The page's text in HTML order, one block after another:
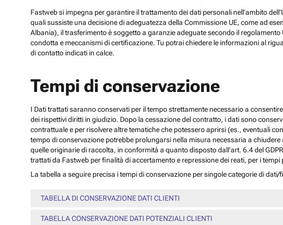
Fastweb si impegna per garantire il trattamento dei dati personali nell’ambito
quali sussiste una decisione di adeguatezza della Commissione UE, come ad
Albania), il trasferimento è soggetto a garanzie adeguate secondo il
condotta e meccanismi di certificazione. Tu potrai chiedere le informazioni al
di contatto indicati in calce.
Tempi di conservazione
I Dati trattati saranno conservati per il tempo strettamente necessario a
dei rispettivi diritti in giudizio. Dopo la cessazione del contratto, i dati sono
contrattuale e per risolvere altre tematiche che potessero aprirsi (es., eventuali
tempo di conservazione potrebbe prolungarsi nella misura necessaria a
quelle originarie di raccolta, in conformità a quanto disposto dall’art. 6.4 del
trattati da Fastweb per finalità di accertamento e repressione dei reati, per i tempi
La tabella a seguire precisa i tempi di conservazione per singole categorie di dati/
TABELLA DI CONSERVAZIONE DATI CLIENTI
TABELLA CONSERVAZIONE DATI POTENZIALI CLIENTI